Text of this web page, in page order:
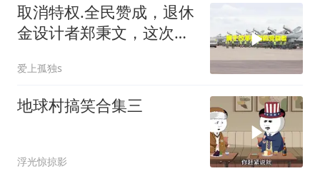
取消特权.全民赞成，退休
金设计者郑秉文，这次站
爱上孤独s
地球村搞笑合集三
浮光惊掠影